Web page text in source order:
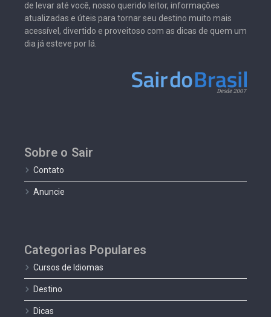
de levar até você, nosso querido leitor, informações
atualizadas e úteis para tornar seu destino muito mais
acessível, divertido e proveitoso com as dicas de quem um
dia já esteve por lá.
Sobre o Sair
Contato
Anuncie
Categorias Populares
Cursos de Idiomas
Destino
Dicas